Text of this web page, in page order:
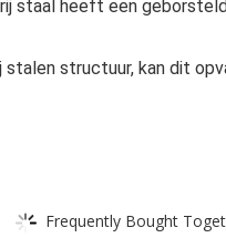
staal heeft een
stalen structuur, kan dit
Frequently Bought